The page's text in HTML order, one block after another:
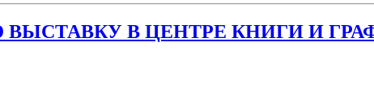
ВЫСТАВКУ В ЦЕНТРЕ КНИГИ И